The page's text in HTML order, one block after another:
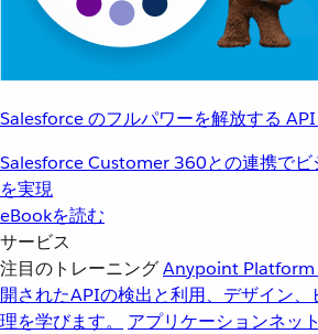
Salesforce のフルパワーを解放する
Salesforce Customer 360との連携でビ
を実現
eBookを読む
サービス
注目のトレーニングAnypoint Platform
開されたAPIの検出と利用、デザイン
理を学びます。
アプリケーションネッ